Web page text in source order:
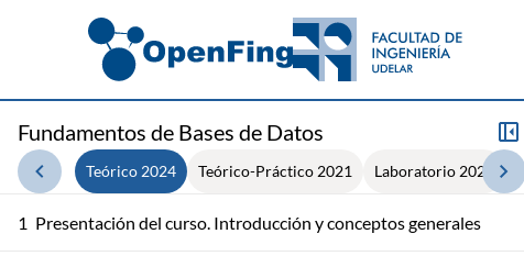
Fundamentos de Bases de Datos
Teórico 2024 Teórico-Práctico 2021 Laboratorio 2021
1 Presentación del curso. Introducción y conceptos generales